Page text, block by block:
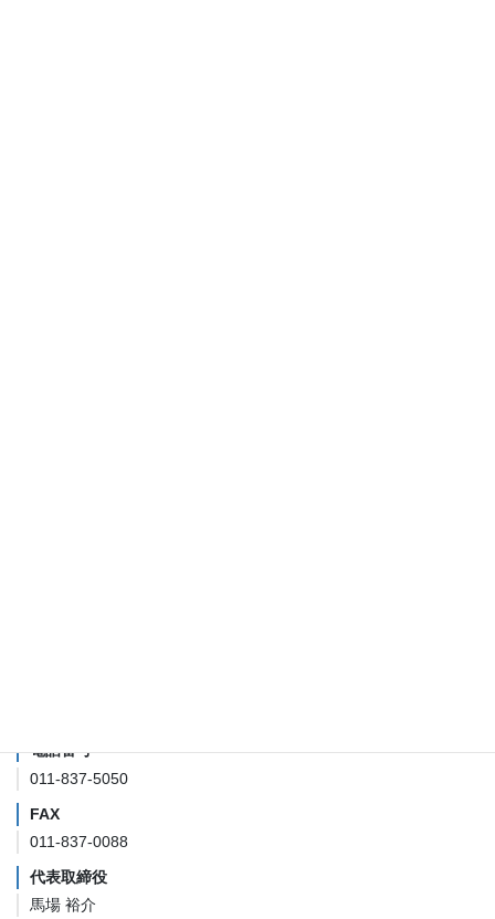
電話番号
011-837-5050
FAX
011-837-0088
代表取締役
馬場 裕介